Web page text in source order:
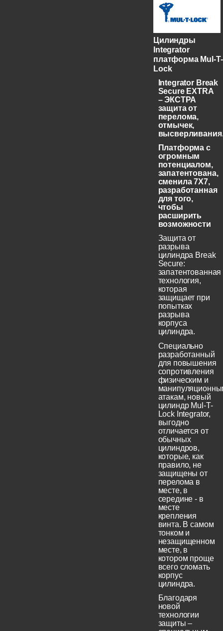
Цилиндры
Integrator
платформа Mul-T-
Lock
Integrator Break
Secure EXTRA
– ЭКСТРА
защита от
перелома,
отмычек,
Платформа с
огромным
потенциалом,
запатентована,
сменила 7X7,
разработанная
для того,
чтобы
расширить
возможности
Защита от
разрыва
цилиндра Break
Secure:
запатентованная
технология,
которая
защищает при
попытках
разрыва
корпуса
цилиндра.
Специально
разработанный
для повышения
сопротивления
физическим и
атакам, новый
цилиндр Mul-T-
Lock Integrator,
выгодно
отличается от
обычных
цилиндров,
которые, как
правило, не
защищены от
перелома в
месте, в
середине - в
месте
крепления
винта. В самом
тонком и
незащищенном
месте, в
котором проще
всего сломать
корпус
цилиндра.
Благодаря
новой
технологии
защиты –